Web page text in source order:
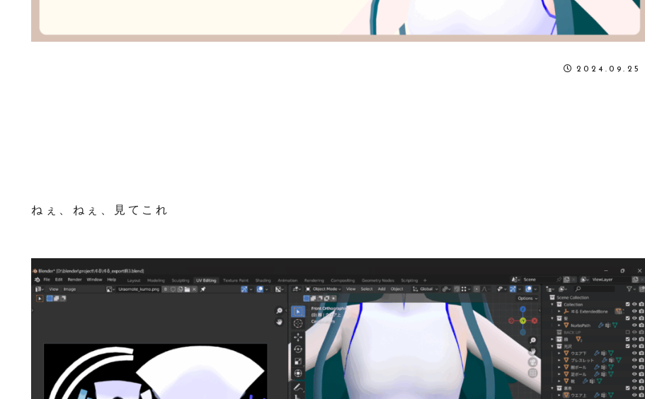
2024.09.25
ねぇ、ねぇ、見てこれ